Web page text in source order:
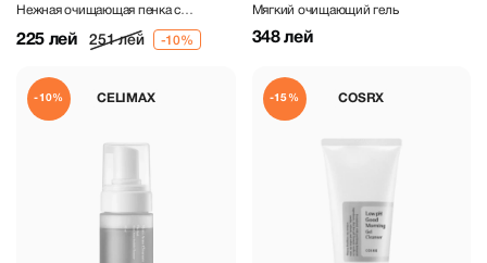
Cleanser 150 ml
Нежная очищающая пенка с
минерализованной морской водой
225 лей 251 лей
Mild Sun Cleanser 150 ml
Мягкий очищающий гель
348 лей
CELIMAX
-10% COSRX
-15%